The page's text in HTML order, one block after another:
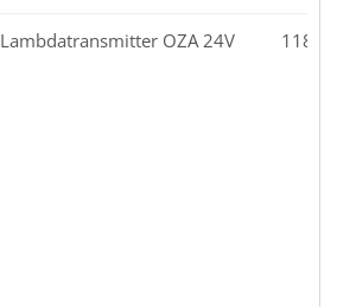
Lambdatransmitter OZA 24V 118.03-